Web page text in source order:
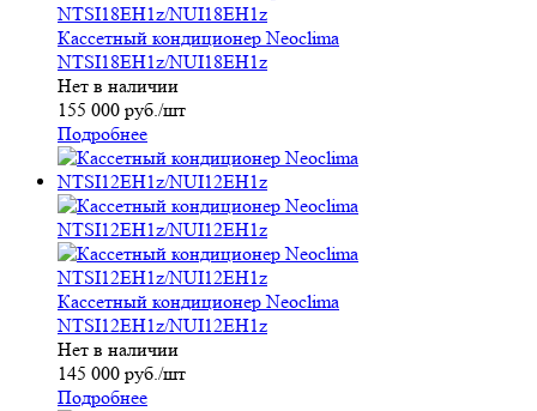
Кассетный кондиционер Neoclima
NTSI18EH1z/NUI18EH1z
Нет в наличии
155 000 руб./шт
Подробнее
Кассетный кондиционер Neoclima
NTSI12EH1z/NUI12EH1z
Нет в наличии
145 000 руб./шт
Подробнее